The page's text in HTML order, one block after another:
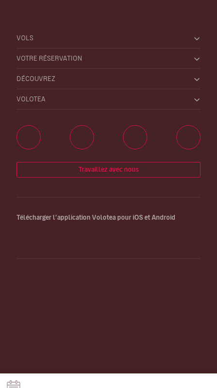
VOLS
VOTRE RÉSERVATION
DÉCOUVREZ
VOLOTEA
Travaillez avec nous
Télécharger l’application Volotea pour iOS et Android